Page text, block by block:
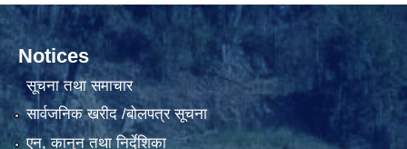
Notices
सूचना तथा समाचार
सार्वजनिक खरीद /बोलपत्र सूचना
एन, कानुन तथा निर्देशिका